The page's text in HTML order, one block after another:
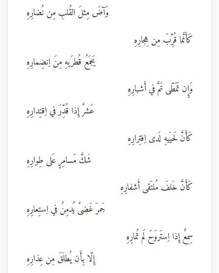
وَآضَ مِثلَ القُلبِ مِن نُضارِهِ
كَأَنَّما قُرِّبَ مِن هِجارِهِ
يَجمَعُ قُطرَيهِ مِنَ اِنضِمارِهِ
وَإِن تَمَطّى تَمَّ في أَشبارِهِ
عَشرٌ إِذا قُدِّرَ في اِقتِدارِهِ
كَأَنَّ لَحيَيهِ لَدى اِفتِرارِهِ
شَكَّ مَسامِرٍ عَلى طِوارِهِ
كَأَنَّ خَلفَ مُلتَقى أَشفارِهِ
جَمرَ غَضىً يُدمِنُ في اِستِعارِهِ
سِمعٌ إِذا اِستَروَحَ لَم تُمارِهِ
إِلّا بِأَن يُطلَقَ مِن عِذارِهِ